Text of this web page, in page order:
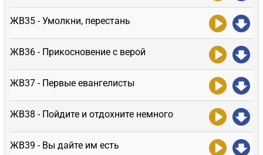
ЖВ35 - Умолкни, перестань
ЖВ36 - Прикосновение с верой
ЖВ37 - Первые евангелисты
ЖВ38 - Пойдите и отдохните немного
ЖВ39 - Вы дайте им есть